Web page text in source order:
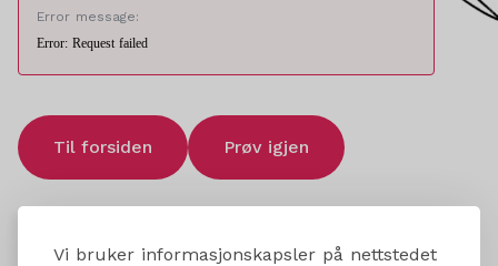
Vi bruker informasjonskapsler på nettstedet
Error message:
Error: Request failed
Til forsiden Prøv igjen